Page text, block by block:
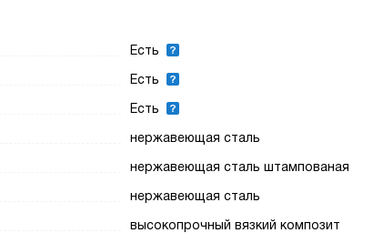
Есть
Есть
Есть
нержавеющая сталь
нержавеющая сталь штампованая
нержавеющая сталь
высокопрочный вязкий композит